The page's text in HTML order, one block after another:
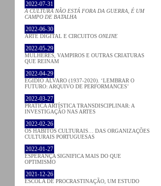
2022-07-31
A CULTURA NÃO ESTÁ FORA DA GUERRA, É UM
CAMPO DE BATALHA
2022-06-30
ARTE DIGITAL E CIRCUITOS ONLINE
2022-05-29
MULHERES, VAMPIROS E OUTRAS CRIATURAS
QUE REINAM
2022-04-29
EGÍDIO ÁLVARO (1937-2020). ‘LEMBRAR O
FUTURO: ARQUIVO DE PERFORMANCES’
2022-03-27
PRATICA ARTÍSTICA TRANSDISCIPLINAR: A
INVESTIGAÇÃO NAS ARTES
2022-02-26
OS HÁBITOS CULTURAIS… DAS ORGANIZAÇÕES
CULTURAIS PORTUGUESAS
2022-01-27
ESPERANÇA SIGNIFICA MAIS DO QUE
OPTIMISMO
2021-12-26
ESCOLA DE PROCRASTINAÇÃO, UM ESTUDO